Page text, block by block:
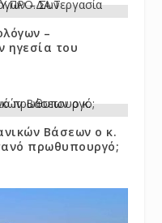
–
ηγεσία του
Βάσεων ο κ.
πρωθυπουργό;